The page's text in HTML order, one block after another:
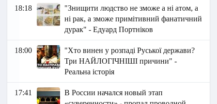
18:18
"Знищити людство не зможе а ні атом, а
ні рак, а зможе примітивний фанатичний
дурак" - Едуард Портніков
18:00
"Хто винен у розпаді Руської держави?
Три НАЙЛОГІЧНІШІ причини" -
Реальна історія
17:41
В России начался новый этап